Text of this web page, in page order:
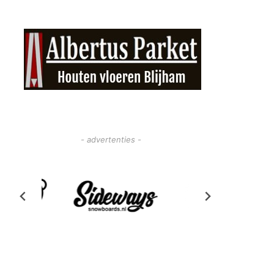
- advertenties -